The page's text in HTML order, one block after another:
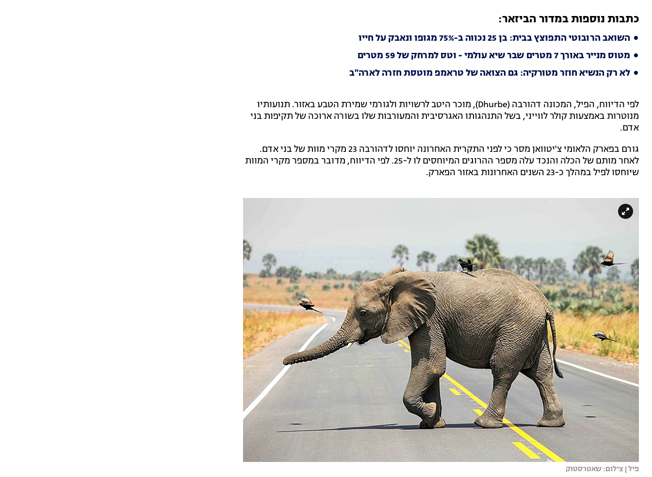
כתבות נוספות במדור הביזאר:
השואב הרובוטי התפוצץ בבית: בן 25 נכווה ב-75% מגופו ונאבק על חייו
מטוס מנייר באורך 7 מטרים שבר שיא עולמי - וטס למרחק של 59 מטרים
לא רק הנשיא חוזר מטורקיה: גם הצואה של טראמפ מוטסת חזרה לארה"ב
לפי הדיווח, הפיל, המכונה דהורבה (Dhurbe), מוכר היטב לרשויות ולגורמי שמירת הטבע באזור. תנועותיו
מנוטרות באמצעות קולר לווייני, בשל התנהגותו האגרסיבית והמעורבות שלו בשורה ארוכה של תקיפות בני
אדם.
גורם בפארק הלאומי צ'יטוואן מסר כי לפני התקרית האחרונה יוחסו לדהורבה 23 מקרי מוות של בני אדם.
לאחר מותם של הכלה והנכד עלה מספר ההרוגים המיוחסים לו ל-25. לפי הדיווח, מדובר במספר מקרי המוות
שיוחסו לפיל במהלך כ-23 השנים האחרונות באזור הפארק.
פיל | צילום: שאטרסטוק